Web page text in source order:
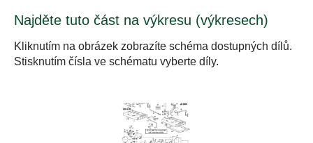
Najděte tuto část na výkresu (výkresech)
Kliknutím na obrázek zobrazíte schéma dostupných dílů.
Stisknutím čísla ve schématu vyberte díly.